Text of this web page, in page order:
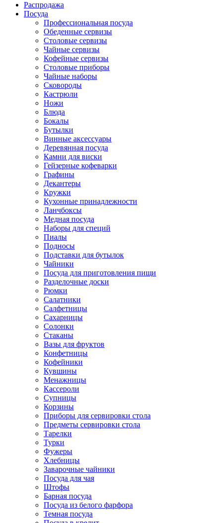
Распродажа
Посуда
Профессиональная посуда
Обеденные сервизы
Столовые сервизы
Чайные сервизы
Кофейные сервизы
Столовые приборы
Чайные наборы
Сковороды
Кастрюли
Ножи
Блюда
Бокалы
Бутылки
Винные аксессуары
Деревянная посуда
Камни для виски
Гейзерные кофеварки
Графины
Декантеры
Кружки
Кухонные принадлежности
Ланчбоксы
Медная посуда
Наборы для специй
Пиалы
Подносы
Подставки для бутылок
Чайники
Посуда для приготовления пищи
Разделочные доски
Рюмки
Салатники
Салфетницы
Сахарницы
Солонки
Стаканы
Вазы для фруктов
Конфетницы
Кофейники
Кувшины
Менажницы
Кассероли
Супницы
Корзины
Приборы для сервировки стола
Предметы сервировки стола
Тарелки
Турки
Фужеры
Хлебницы
Заварочные чайники
Посуда для чая
Штофы
Барная посуда
Посуда из белого фарфора
Темная посуда